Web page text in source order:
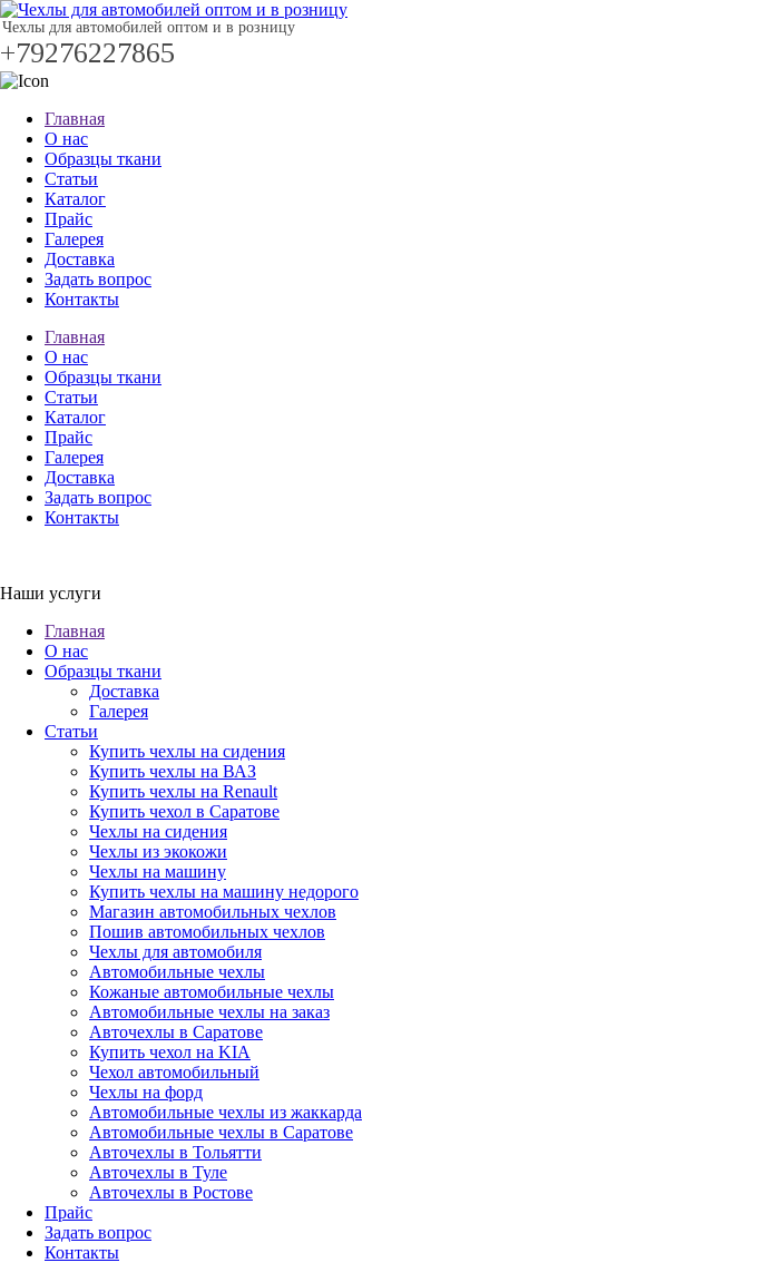
Чехлы для автомобилей оптом и в розницу
+79276227865
Главная
О нас
Образцы ткани
Статьи
Каталог
Прайс
Галерея
Доставка
Задать вопрос
Контакты
Главная
О нас
Образцы ткани
Статьи
Каталог
Прайс
Галерея
Доставка
Задать вопрос
Контакты
Наши услуги
Главная
О нас
Образцы ткани
Доставка
Галерея
Статьи
Купить чехлы на сидения
Купить чехлы на ВАЗ
Купить чехлы на Renault
Купить чехол в Саратове
Чехлы на сидения
Чехлы из экокожи
Чехлы на машину
Купить чехлы на машину недорого
Магазин автомобильных чехлов
Пошив автомобильных чехлов
Чехлы для автомобиля
Автомобильные чехлы
Кожаные автомобильные чехлы
Автомобильные чехлы на заказ
Авточехлы в Саратове
Купить чехол на KIA
Чехол автомобильный
Чехлы на форд
Автомобильные чехлы из жаккарда
Автомобильные чехлы в Саратове
Авточехлы в Тольятти
Авточехлы в Туле
Авточехлы в Ростове
Прайс
Задать вопрос
Контакты